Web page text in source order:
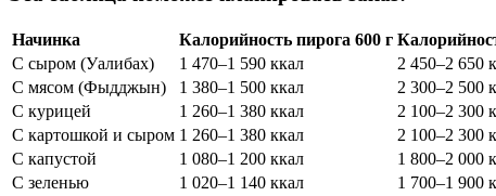
Начинка Калорийность пирога 600 г
С сыром (Уалибах)
1 470–1 590 ккал 2 450–2 650
С мясом (Фыдджын)
1 380–1 500 ккал 2 300–2 500
С курицей
1 260–1 380 ккал 2 100–2 300
С картошкой и сыром 1 260–1 380 ккал 2 100–2 300
С капустой
1 080–1 200 ккал 1 800–2 000
С зеленью
1 020–1 140 ккал 1 700–1 900